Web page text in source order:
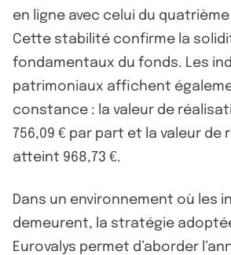
en ligne avec celui du
Cette stabilité confirme la
fondamentaux du fonds. Les
patrimoniaux affichent
constance : la valeur de
756,09 € par part et la valeur
atteint 968,73 €.
Dans un environnement où les
demeurent, la stratégie adoptée
Eurovalys permet d’aborder